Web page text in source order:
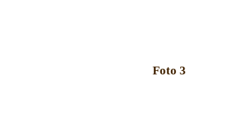
Foto 3